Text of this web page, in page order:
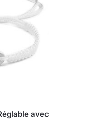
avec